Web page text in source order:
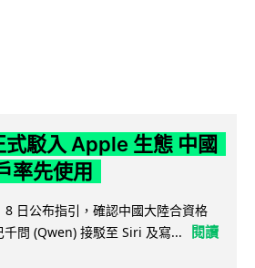
式駁入 Apple 生態 中國
率先使用
日公布指引，確認中國大陸合資格
問 (Qwen) 接駁至 Siri 及寫...
閱讀